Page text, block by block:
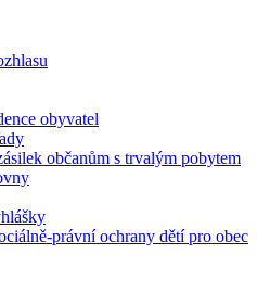
obyvatel
občanům s trvalým pobytem
právní ochrany dětí pro obec